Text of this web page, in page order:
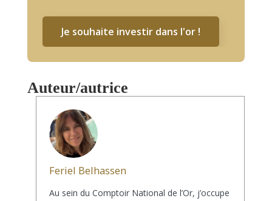
Je souhaite investir dans l'or !
Auteur/autrice
Feriel Belhassen
Au sein du Comptoir National de l’Or, j’occupe